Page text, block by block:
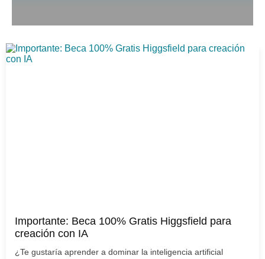
Importante: Beca 100% Gratis Higgsfield para
creación con IA
¿Te gustaría aprender a dominar la inteligencia artificial